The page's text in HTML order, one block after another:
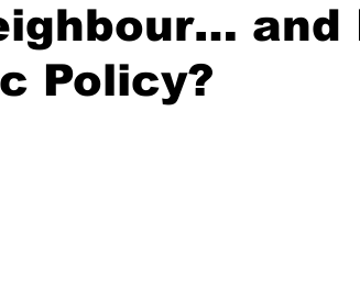
and
Policy?